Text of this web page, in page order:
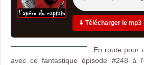
⬇ Télécharger le mp3
En route pour
avec ce fantastique épisode #248 à